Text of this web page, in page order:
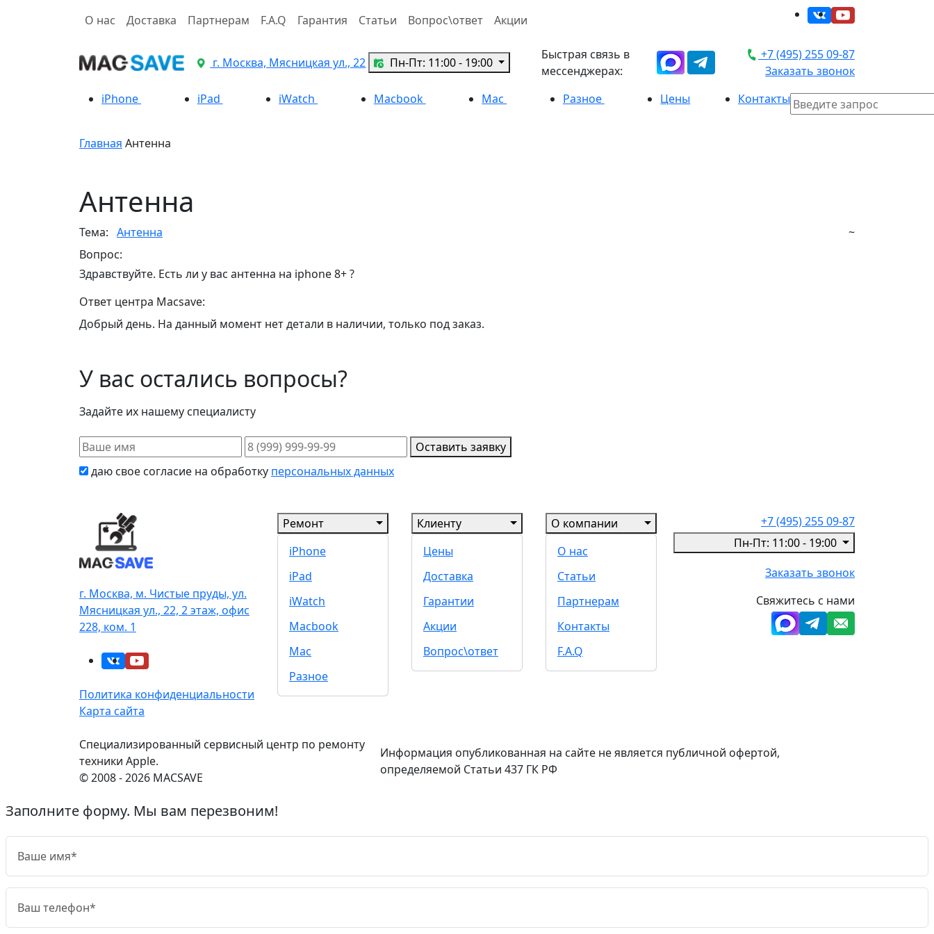
О нас Доставка Партнерам F.A.Q Гарантия Статьи Вопрос\ответ Акции
г. Москва, Мясницкая ул., 22 Пн-Пт: 11:00 - 19:00
Быстрая связь в
мессенджерах:
+7 (495) 255 09-87
Заказать звонок
iPhone
iPad iWatch Macbook Mac Разное Цены Контакты
Главная Антенна
Антенна
Тема: Антенна
~
Вопрос:
Здравствуйте. Есть ли у вас антенна на iphone 8+ ?
Ответ центра Macsave:
Добрый день. На данный момент нет детали в наличии, только под заказ.
У вас остались вопросы?
Задайте их нашему специалисту
Оставить заявку
даю свое согласие на обработку персональных данных
г. Москва, м. Чистые пруды, ул.
Мясницкая ул., 22, 2 этаж, офис
228, ком. 1
Политика конфиденциальности
Карта сайта
Ремонт
iPhone
iPad
iWatch
Macbook
Mac
Разное
Клиенту
Цены
Доставка
Гарантии
Акции
Вопрос\ответ
О компании
О нас
Статьи
Партнерам
Контакты
F.A.Q
+7 (495) 255 09-87
Пн-Пт: 11:00 - 19:00
Заказать звонок
Свяжитесь с нами
Специализированный сервисный центр по ремонту
техники Apple.
© 2008 - 2026 MACSAVE
Информация опубликованная на сайте не является публичной офертой,
определяемой Статьи 437 ГК РФ
Заполните форму. Мы вам перезвоним!